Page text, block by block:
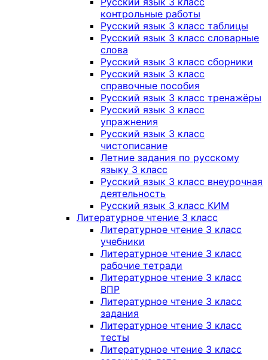
контрольные работы
Русский язык 3 класс таблицы
Русский язык 3 класс словарные
слова
Русский язык 3 класс сборники
Русский язык 3 класс
справочные пособия
Русский язык 3 класс тренажёры
Русский язык 3 класс
упражнения
Русский язык 3 класс
чистописание
Летние задания по русскому
языку 3 класс
Русский язык 3 класс внеурочная
деятельность
Русский язык 3 класс КИМ
Литературное чтение 3 класс
Литературное чтение 3 класс
учебники
Литературное чтение 3 класс
рабочие тетради
Литературное чтение 3 класс
ВПР
Литературное чтение 3 класс
задания
Литературное чтение 3 класс
тесты
Литературное чтение 3 класс